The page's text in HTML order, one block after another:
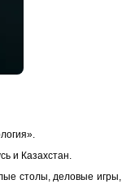
и Казахстан.
столы, деловые игры,